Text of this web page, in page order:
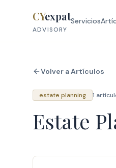
CYexpat
ADVISORY
Servicios
Volver a Artículos
estate planning 1
Estate